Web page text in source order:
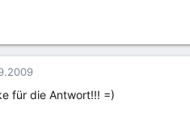
für die Antwort!!! =)